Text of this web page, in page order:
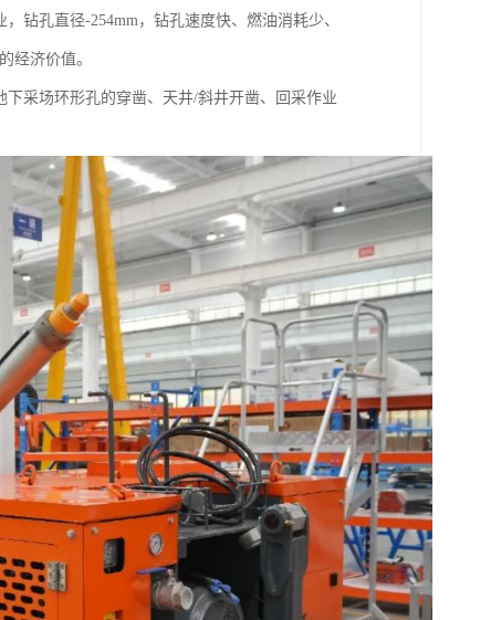
钻孔直径-254mm，钻孔速度快、燃油消耗少、
经济价值。
采场环形孔的穿凿、天井/斜井开凿、回采作业